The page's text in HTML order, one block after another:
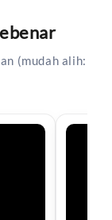
(mudah alih: